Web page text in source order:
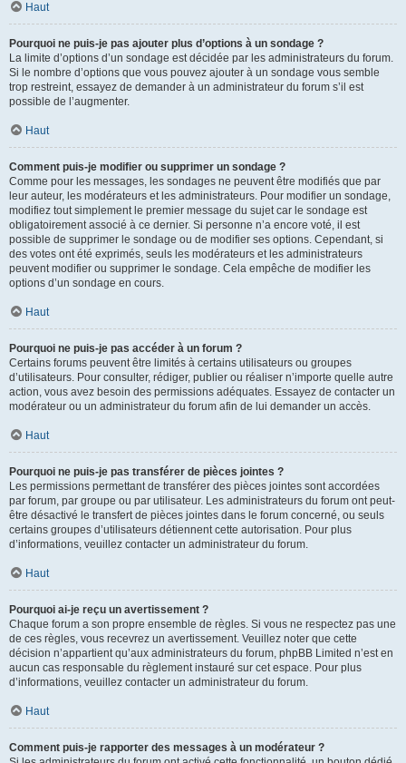
Haut
Pourquoi ne puis-je pas ajouter plus d’options à un sondage ?
La limite d’options d’un sondage est décidée par les administrateurs du forum.
Si le nombre d’options que vous pouvez ajouter à un sondage vous semble
trop restreint, essayez de demander à un administrateur du forum s’il est
possible de l’augmenter.
Haut
Comment puis-je modifier ou supprimer un sondage ?
Comme pour les messages, les sondages ne peuvent être modifiés que par
leur auteur, les modérateurs et les administrateurs. Pour modifier un sondage,
modifiez tout simplement le premier message du sujet car le sondage est
obligatoirement associé à ce dernier. Si personne n’a encore voté, il est
possible de supprimer le sondage ou de modifier ses options. Cependant, si
des votes ont été exprimés, seuls les modérateurs et les administrateurs
peuvent modifier ou supprimer le sondage. Cela empêche de modifier les
options d’un sondage en cours.
Haut
Pourquoi ne puis-je pas accéder à un forum ?
Certains forums peuvent être limités à certains utilisateurs ou groupes
d’utilisateurs. Pour consulter, rédiger, publier ou réaliser n’importe quelle autre
action, vous avez besoin des permissions adéquates. Essayez de contacter un
modérateur ou un administrateur du forum afin de lui demander un accès.
Haut
Pourquoi ne puis-je pas transférer de pièces jointes ?
Les permissions permettant de transférer des pièces jointes sont accordées
par forum, par groupe ou par utilisateur. Les administrateurs du forum ont peut-
être désactivé le transfert de pièces jointes dans le forum concerné, ou seuls
certains groupes d’utilisateurs détiennent cette autorisation. Pour plus
d’informations, veuillez contacter un administrateur du forum.
Haut
Pourquoi ai-je reçu un avertissement ?
Chaque forum a son propre ensemble de règles. Si vous ne respectez pas une
de ces règles, vous recevrez un avertissement. Veuillez noter que cette
décision n’appartient qu’aux administrateurs du forum, phpBB Limited n’est en
aucun cas responsable du règlement instauré sur cet espace. Pour plus
d’informations, veuillez contacter un administrateur du forum.
Haut
Comment puis-je rapporter des messages à un modérateur ?